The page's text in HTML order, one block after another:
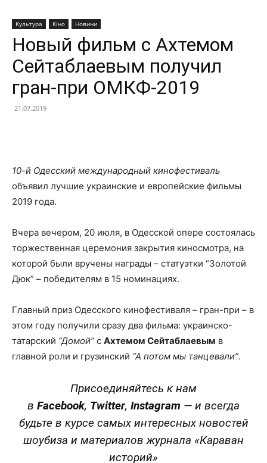
Культура Кіно Новини
Новый фильм с Ахтемом
Сейтаблаевым получил
гран-при ОМКФ-2019
21.07.2019
10-й Одесский международный кинофестиваль
объявил лучшие украинские и европейские фильмы
2019 года.
Вчера вечером, 20 июля, в Одесской опере состоялась
торжественная церемония закрытия киносмотра, на
которой были вручены награды – статуэтки “Золотой
Дюк” – победителям в 15 номинациях.
Главный приз Одесского кинофестиваля – гран-при – в
этом году получили сразу два фильма: украинско-
татарский “Домой” с Ахтемом Сейтаблаевым в
главной роли и грузинский “А потом мы танцевали”.
Присоединяйтесь к нам
в Facebook, Twitter, Instagram — и всегда
будьте в курсе самых интересных новостей
шоубиза и материалов журнала «Караван
историй»